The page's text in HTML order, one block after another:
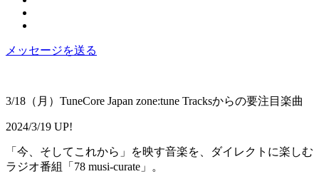
メッセージを送る
3/18（月）TuneCore Japan zone:tune Tracksからの要注目楽曲
2024/3/19 UP!
「今、そしてこれから」を映す音楽を、ダイレクトに楽しむ
ラジオ番組「78 musi-curate」。